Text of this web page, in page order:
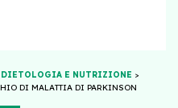
DIETOLOGIA E NUTRIZIONE >
DI MALATTIA DI PARKINSON